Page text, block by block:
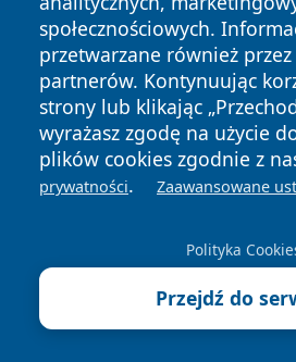
społecznościowych.
przetwarzane również przez
partnerów. Kontynuując
strony lub klikając
wyrażasz zgodę na użycie
plików cookies zgodnie z
prywatności. Zaawansowane
Polityka
Przejdź do
zastrzeżone.
News Autorzy
Polityka
Prywatności